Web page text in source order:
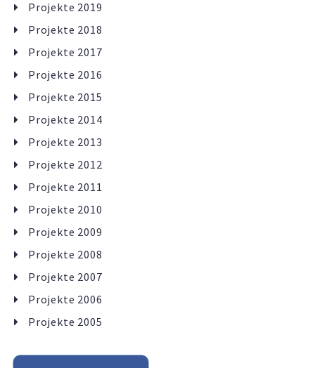
Projekte 2019
Projekte 2018
Projekte 2017
Projekte 2016
Projekte 2015
Projekte 2014
Projekte 2013
Projekte 2012
Projekte 2011
Projekte 2010
Projekte 2009
Projekte 2008
Projekte 2007
Projekte 2006
Projekte 2005